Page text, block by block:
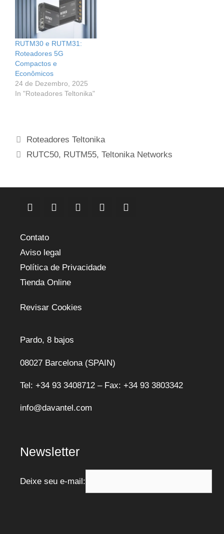
RUTM30 e RUTM31:
Roteadores 5G
Compactos e
Econômicos
24 de Dezembro, 2025
In "Roteadores Teltonika"
Categorias
Roteadores Teltonika
Etiquetas
RUTC50, RUTM55,Teltonika Networks
Contato
Aviso legal
Política de Privacidade
Tienda Online
Revisar Cookies
Pardo, 8 bajos
08027 Barcelona (SPAIN)
Tel: +34 93 3408712 – Fax: +34 93 3803342
info@davantel.com
Newsletter
Deixe seu e-mail: